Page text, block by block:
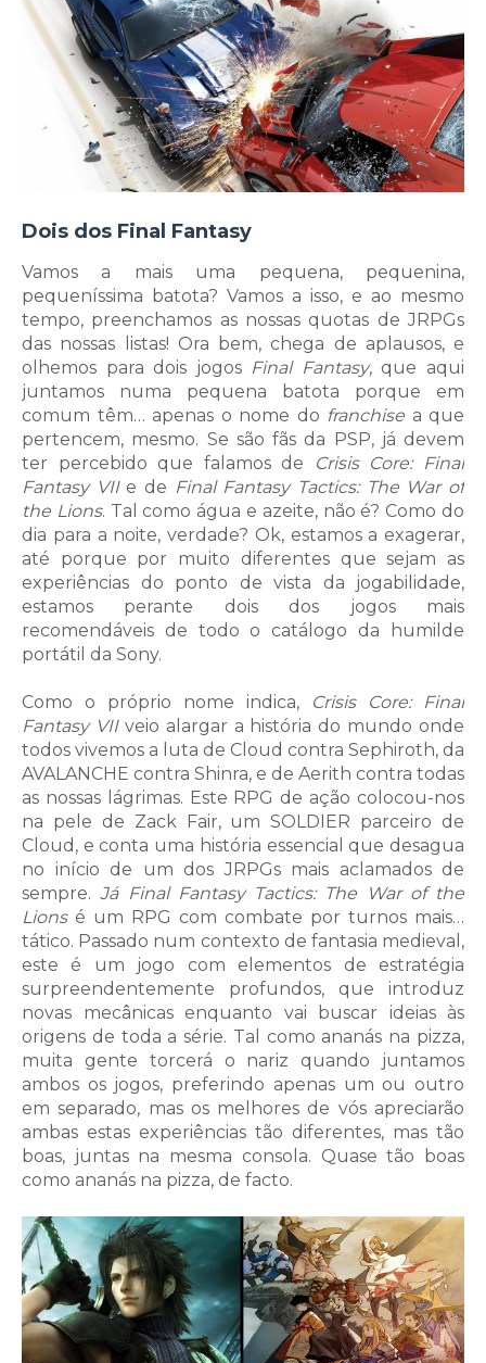
Dois dos Final Fantasy
Vamos a mais uma pequena, pequenina,
pequeníssima batota? Vamos a isso, e ao mesmo
tempo, preenchamos as nossas quotas de JRPGs
das nossas listas! Ora bem, chega de aplausos, e
olhemos para dois jogos Final Fantasy, que aqui
juntamos numa pequena batota porque em
comum têm… apenas o nome do franchise a que
pertencem, mesmo. Se são fãs da PSP, já devem
ter percebido que falamos de
Crisis Core: Final
Fantasy VIIe de Final Fantasy Tactics: The War of
the Lions. Tal como água e azeite, não é? Como do
dia para a noite, verdade? Ok, estamos a exagerar,
até porque por muito diferentes que sejam as
experiências do ponto de vista da jogabilidade,
estamos perante dois dos jogos mais
recomendáveis de todo o catálogo da humilde
portátil da Sony.
Como o próprio nome indica,
Crisis Core: Final
Fantasy VIIveio alargar a história do mundo onde
todos vivemos a luta de Cloud contra Sephiroth, da
AVALANCHE contra Shinra, e de Aerith contra todas
as nossas lágrimas. Este RPG de ação colocou-nos
na pele de Zack Fair, um SOLDIER parceiro de
Cloud, e conta uma história essencial que desagua
no início de um dos JRPGs mais aclamados de
sempre.Já Final Fantasy Tactics: The War of the
Lionsé um RPG com combate por turnos mais…
tático. Passado num contexto de fantasia medieval,
este é um jogo com elementos de estratégia
surpreendentemente profundos, que introduz
novas mecânicas enquanto vai buscar ideias às
origens de toda a série. Tal como ananás na pizza,
muita gente torcerá o nariz quando juntamos
ambos os jogos, preferindo apenas um ou outro
em separado, mas os melhores de vós apreciarão
ambas estas experiências tão diferentes, mas tão
boas, juntas na mesma consola. Quase tão boas
como ananás na pizza, de facto.